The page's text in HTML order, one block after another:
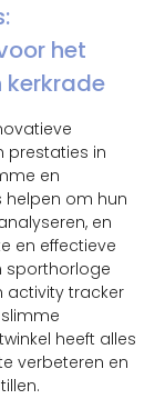
het
kerkrade
prestaties in
en
om hun
en
en effectieve
sporthorloge
activity tracker
heeft alles
verbeteren en